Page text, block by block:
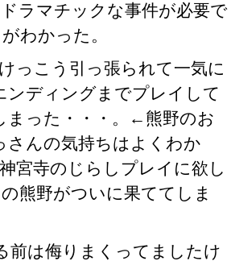
ラマチックな事件が必要で
わかった。
けっこう引っ張られて一気に
ンディングまでプレイして
まった・・・。←熊野のお
さんの気持ちはよくわか
宮寺のじらしプレイに欲し
熊野がついに果ててしま
前は侮りまくってましたけ